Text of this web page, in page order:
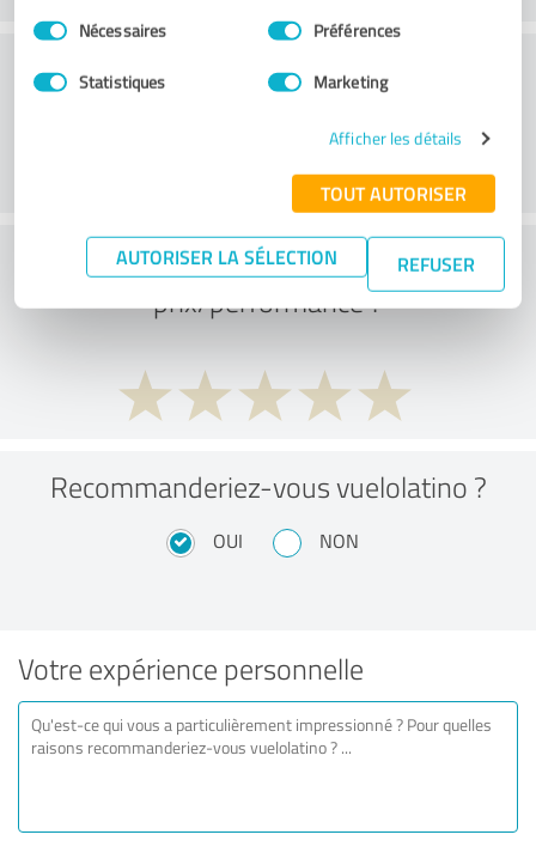
Sélection
du
Nécessaires Préférences
Statistiques Marketing
Afficher les détails
TOUT AUTORISER
AUTORISER LA SÉLECTION REFUSER
Service à la clientèle
Que pensez-vous du rapport
prix/performance ?
Recommanderiez-vous vuelolatino ?
OUI NON
Votre expérience personnelle